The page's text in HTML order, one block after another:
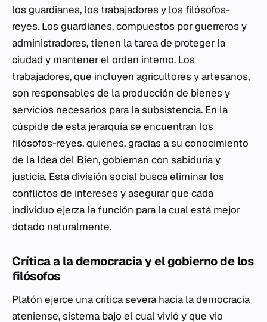
los guardianes, los trabajadores y los filósofos-
reyes. Los guardianes, compuestos por guerreros y
administradores, tienen la tarea de proteger la
ciudad y mantener el orden interno. Los
trabajadores, que incluyen agricultores y artesanos,
son responsables de la producción de bienes y
servicios necesarios para la subsistencia. En la
cúspide de esta jerarquía se encuentran los
filósofos-reyes, quienes, gracias a su conocimiento
de la Idea del Bien, gobiernan con sabiduría y
justicia. Esta división social busca eliminar los
conflictos de intereses y asegurar que cada
individuo ejerza la función para la cual está mejor
dotado naturalmente.
Crítica a la democracia y el gobierno de los
filósofos
Platón ejerce una crítica severa hacia la democracia
ateniense, sistema bajo el cual vivió y que vio